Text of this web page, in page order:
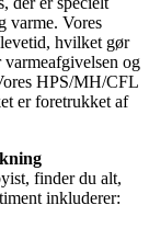
varme. Vores
hvilket gør
og
HPS/MH/CFL
er foretrukket af
finder du alt,
inkluderer: